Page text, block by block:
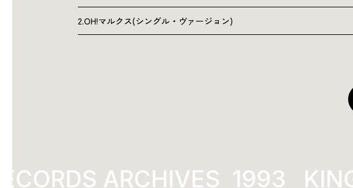
2.OH!マルクス(シングル・ヴァージョン)
ARCHIVES 1993